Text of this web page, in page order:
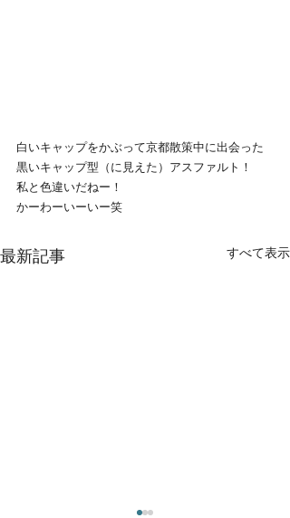
白いキャップをかぶって京都散策中に出会った
黒いキャップ型（に見えた）アスファルト！
私と色違いだねー！
かーわーいーいー笑
最新記事 すべて表示